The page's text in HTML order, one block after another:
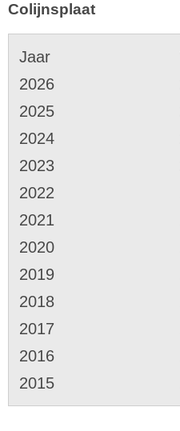
Colijnsplaat
Jaar
2026
2025
2024
2023
2022
2021
2020
2019
2018
2017
2016
2015